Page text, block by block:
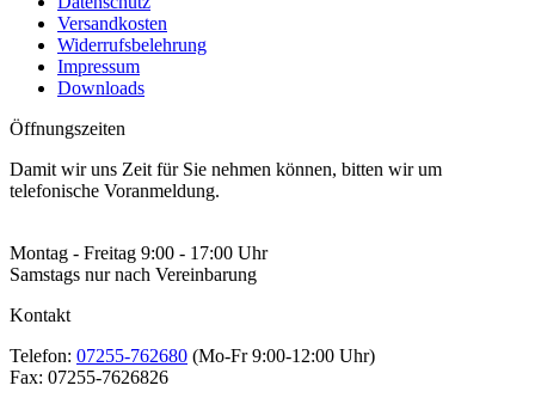
Versandkosten
Widerrufsbelehrung
Impressum
Downloads
Öffnungszeiten
Damit wir uns Zeit für Sie nehmen können, bitten wir um
telefonische Voranmeldung.
Montag - Freitag 9:00 - 17:00 Uhr
Samstags nur nach Vereinbarung
Kontakt
Telefon: 07255-762680 (Mo-Fr 9:00-12:00 Uhr)
Fax: 07255-7626826